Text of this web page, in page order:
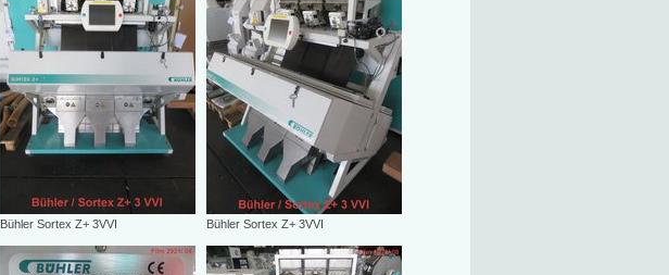
Bühler Sortex Z+ 3VVI Bühler Sortex Z+ 3VVI